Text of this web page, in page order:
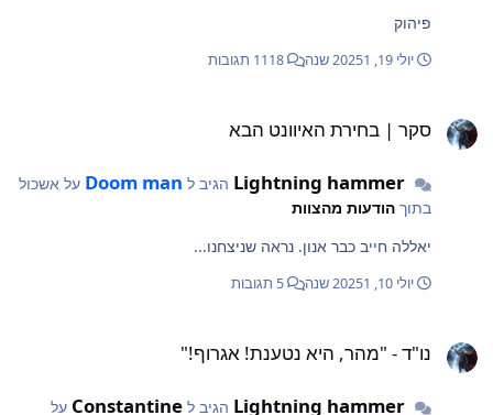
פיהוק
יולי 19, 2025 1 שנה
סקר | בחירת האיוונט הבא
Lightning hammer הגיב ל Doom man על אשכול
בתוך הודעות מהצוות
יאללה חייב כבר אנון. נראה שניצחנו...
יולי 10, 2025 1 שנה
נו"ד - "מהר, היא נטענת! אגרוף!"
Lightning hammer הגיב ל Constantine על